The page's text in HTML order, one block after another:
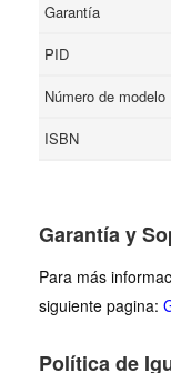
Garantía
PID
Número de modelo
ISBN
Garantía y
Para más
siguiente pagina:
Política de